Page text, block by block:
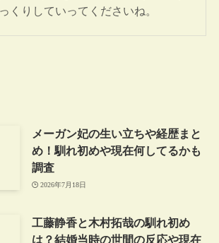
くりしていってくださいね。
メーガン妃の生い立ちや経歴まと
め！馴れ初めや現在何してるかも
調査
2026年7月18日
工藤静香と木村拓哉の馴れ初め
は？結婚当時の世間の反応や現在